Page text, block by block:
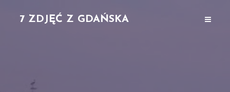
7 ZDJĘĆ Z GDAŃSKA